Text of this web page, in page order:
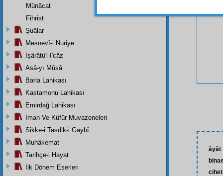
âyât
cihet
Münâcat
Fihrist
Şuâlar
Mesnevî-i Nuriye
İşârâtü'l-İ'câz
Asâ-yı Mûsâ
Barla Lahikası
Kastamonu Lahikası
Emirdağ Lahikası
İman Ve Küfür Muvazeneleri
Sikke-i Tasdik-i Gaybî
Muhâkemat
Tarihçe-i Hayat
İlk Dönem Eserleri